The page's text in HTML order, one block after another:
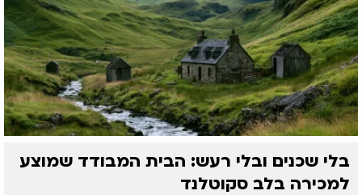
בלי שכנים ובלי רעש: הבית המבודד שמוצע
למכירה בלב סקוטלנד